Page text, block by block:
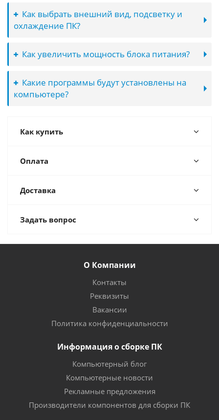
Как выбрать внешний вид, подсветку и
охлаждение ПК?
Как увеличить мощность блока питания?
Какие программы будут установлены на
компьютере?
Как купить
Оплата
Доставка
Задать вопрос
О Компании
Контакты
Реквизиты
Вакансии
Политика конфиденциальности
Информация о сборке ПК
Компьютерный блог
Компьютерные новости
Рекламные предложения
Производители компонентов для сборки ПК